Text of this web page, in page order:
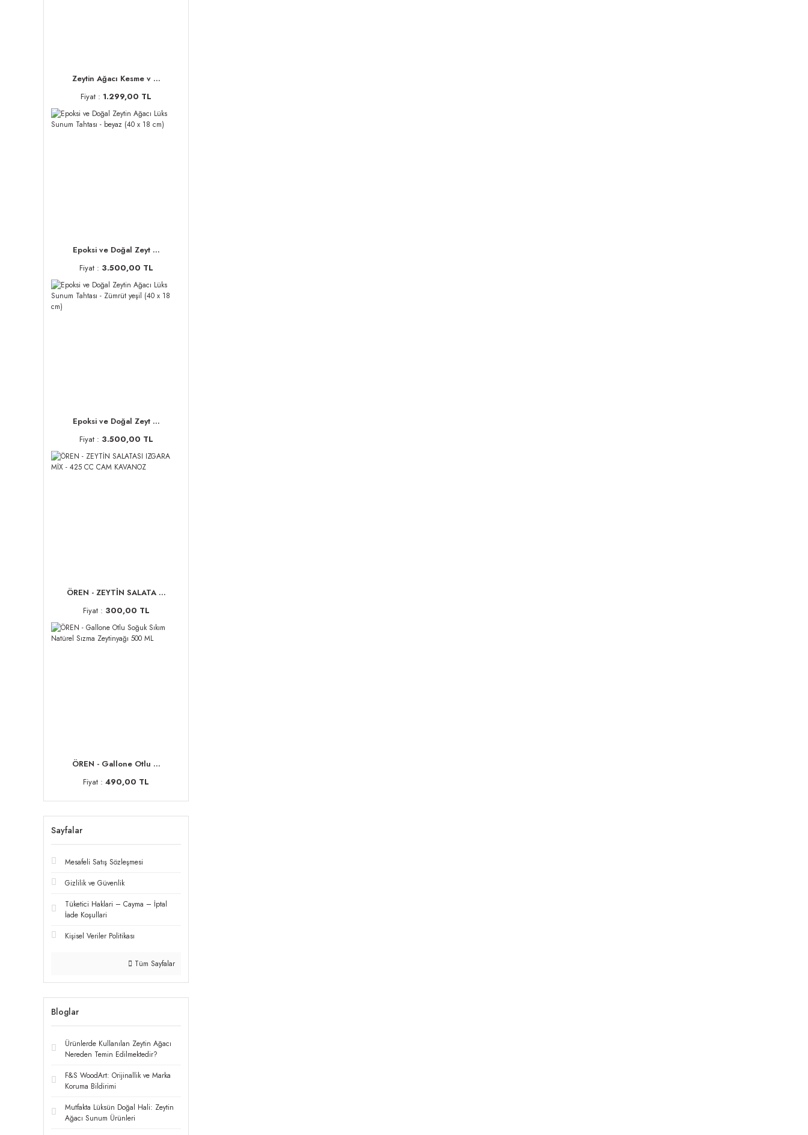
Zeytin Ağacı Kesme v ...
Fiyat : 1.299,00 TL
Epoksi ve Doğal Zeyt ...
Fiyat : 3.500,00 TL
Epoksi ve Doğal Zeyt ...
Fiyat : 3.500,00 TL
ÖREN - ZEYTİN SALATA ...
Fiyat : 300,00 TL
ÖREN - Gallone Otlu ...
Fiyat : 490,00 TL
Sayfalar
Mesafeli Satış Sözleşmesi
Gizlilik ve Güvenlik
Tüketici Haklari – Cayma – İptal
İade Koşullari
Kişisel Veriler Politikası
Tüm Sayfalar
Bloglar
Ürünlerde Kullanılan Zeytin Ağacı
Nereden Temin Edilmektedir?
F&S WoodArt: Orijinallik ve Marka
Koruma Bildirimi
Mutfakta Lüksün Doğal Hali: Zeytin
Ağacı Sunum Ürünleri